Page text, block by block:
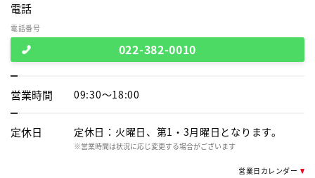
電話
電話番号
022-382-0010
営業時間 09:30～18:00
定休日 定休日：火曜日、第1・3月曜日となります。
※営業時間は状況に応じ変更する場合がございます
営業日カレンダー